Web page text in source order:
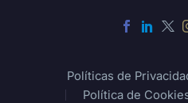
Políticas de
Política de